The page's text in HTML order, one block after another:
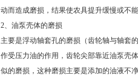
动而造成磨损，结果使农具提升缓慢或不
2、油泵壳体的磨损
主要是浮动轴套孔的磨损（齿轮轴与轴套
作受压力油的作用，齿轮尖部靠近油泵壳
似的磨损，这种磨损主要是添加的油液不